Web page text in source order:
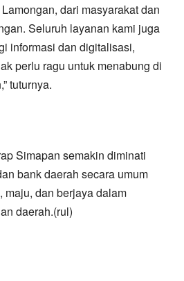
dari masyarakat dan
Seluruh layanan kami juga
informasi dan digitalisasi,
perlu ragu untuk menabung di
tuturnya.
Simapan semakin diminati
bank daerah secara umum
maju, dan berjaya dalam
daerah.(rul)